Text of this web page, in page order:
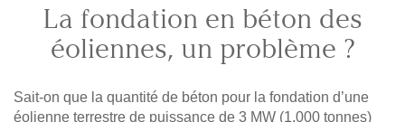
La fondation en béton des
éoliennes, un problème ?
Sait-on que la quantité de béton pour la fondation d’une
éolienne terrestre de puissance de 3 MW (1.000 tonnes)